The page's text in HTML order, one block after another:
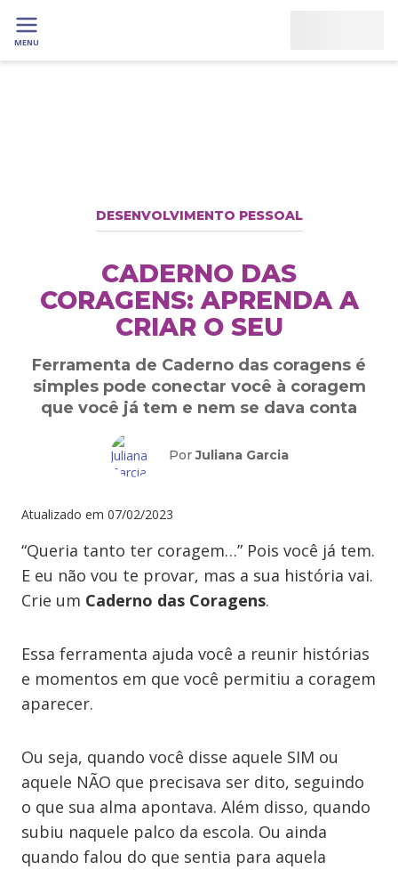
MENU
DESENVOLVIMENTO PESSOAL
CADERNO DAS
CORAGENS: APRENDA A
CRIAR O SEU
Ferramenta de Caderno das coragens é
simples pode conectar você à coragem
que você já tem e nem se dava conta
Por Juliana Garcia
Atualizado em 07/02/2023
“Queria tanto ter coragem…” Pois você já tem.
E eu não vou te provar, mas a sua história vai.
Crie um Caderno das Coragens.
Essa ferramenta ajuda você a reunir histórias
e momentos em que você permitiu a coragem
aparecer.
Ou seja, quando você disse aquele SIM ou
aquele NÃO que precisava ser dito, seguindo
o que sua alma apontava. Além disso, quando
subiu naquele palco da escola. Ou ainda
quando falou do que sentia para aquela